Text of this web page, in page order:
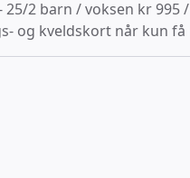
2 barn / voksen kr 995
og kveldskort når kun